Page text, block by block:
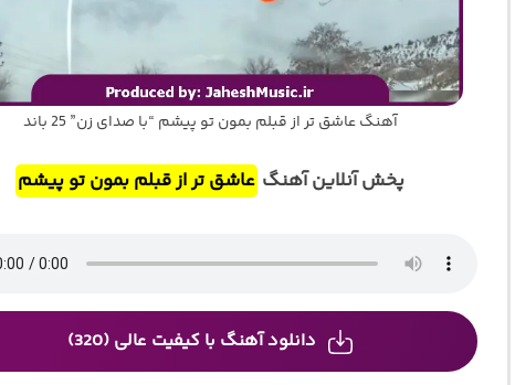
آهنگ عاشق تر از قبلم بمون تو پیشم “با صدای زن” 25 باند
پخش آنلاین آهنگ عاشق تر از قبلم بمون تو پیشم
دانلود آهنگ با کیفیت عالی (320)